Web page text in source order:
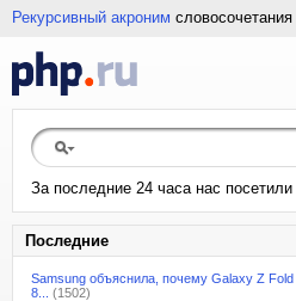
Рекурсивный акроним словосочетания
За последние 24 часа нас посетили
Последние
Samsung объяснила, почему Galaxy Z Fold
8...
(1502)